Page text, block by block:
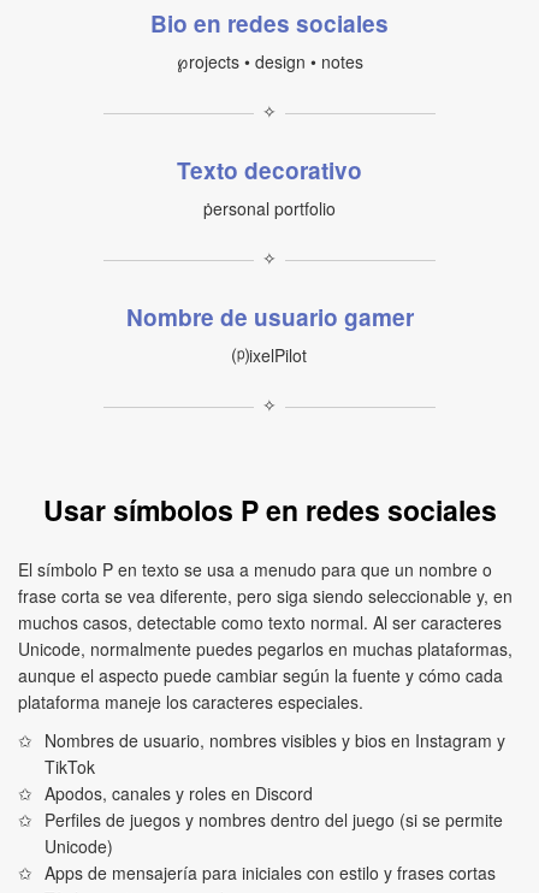
Bio en redes sociales
℘rojects • design • notes
✧
Texto decorativo
ṗersonal portfolio
✧
Nombre de usuario gamer
⒫ixelPilot
✧
Usar símbolos P en redes sociales
El símbolo P en texto se usa a menudo para que un nombre o
frase corta se vea diferente, pero siga siendo seleccionable y, en
muchos casos, detectable como texto normal. Al ser caracteres
Unicode, normalmente puedes pegarlos en muchas plataformas,
aunque el aspecto puede cambiar según la fuente y cómo cada
plataforma maneje los caracteres especiales.
Nombres de usuario, nombres visibles y bios en Instagram y
TikTok
Apodos, canales y roles en Discord
Perfiles de juegos y nombres dentro del juego (si se permite
Unicode)
Apps de mensajería para iniciales con estilo y frases cortas